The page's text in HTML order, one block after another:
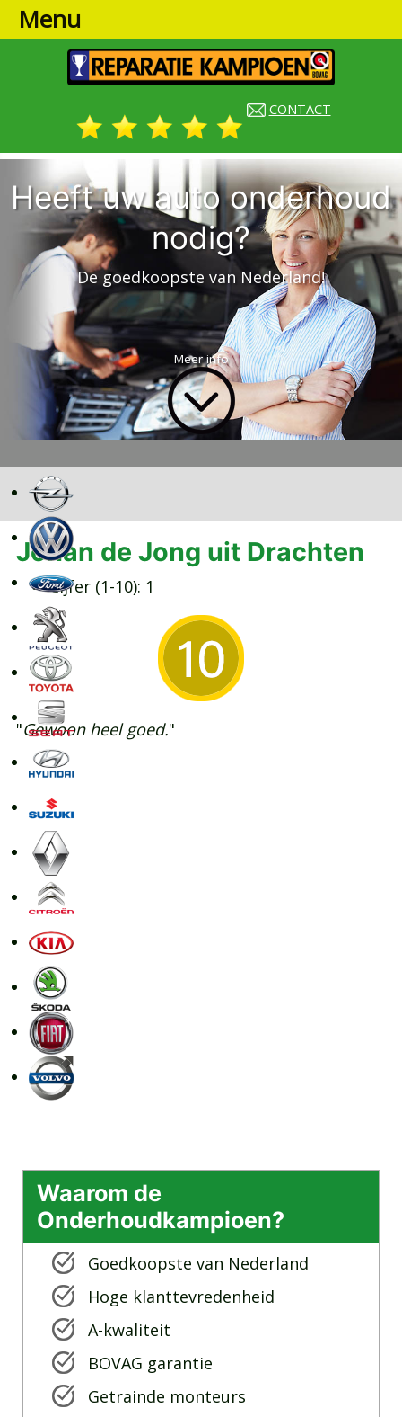
CONTACT
Heeft uw auto onderhoud
nodig?
De goedkoopste van Nederland!
Meer info
Johan de Jong uit Drachten
Cijfer (1-10): 1
"Gewoon heel goed."
Waarom de
Onderhoudkampioen?
Goedkoopste van Nederland
Hoge klanttevredenheid
A-kwaliteit
BOVAG garantie
Getrainde monteurs
Menu